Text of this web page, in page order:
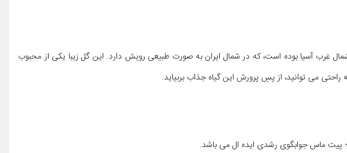
غرب آسیا بوده است، که در شمال ایران به صورت طبیعی رویش دارد. این گل زیبا یکی از محبوب
می توانید، از پسِ پرورش این گیاه جذاب بربیاید.
پیت ماس جوابگوی رشدی ایده ال می باشد.